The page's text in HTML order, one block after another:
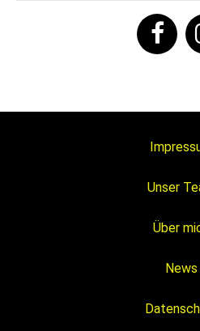
Unser
Über
News